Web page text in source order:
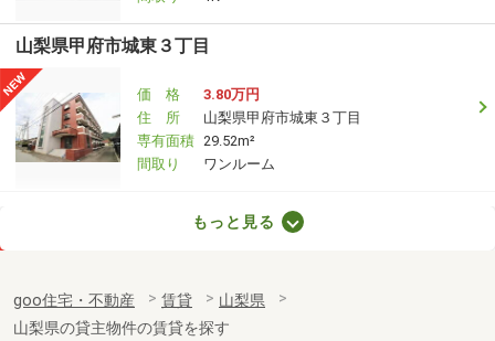
山梨県甲府市城東３丁目
価 格
3.80万円
住 所
山梨県甲府市城東３丁目
専有面積 29.52m²
間取り
ワンルーム
専有面積
36m²
間取り
2K
もっと見る
goo住宅・不動産 賃貸
山梨県
山梨県の貸主物件の賃貸を探す